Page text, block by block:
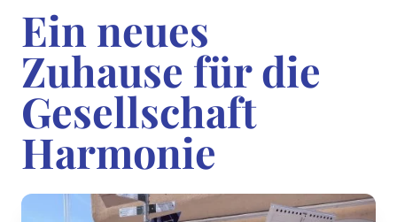
Ein neues
Zuhause für die
Gesellschaft
Harmonie